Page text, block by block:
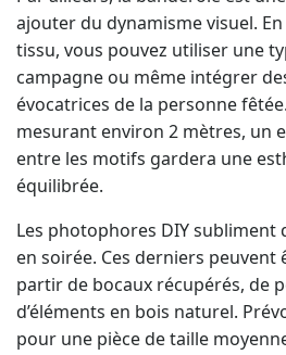
tissu, vous pouvez utiliser une
campagne ou même intégrer
évocatrices de la personne
mesurant environ 2 mètres, un
entre les motifs gardera une
équilibrée.
en soirée. Ces derniers
partir de bocaux récupérés, de
d’éléments en bois naturel.
pour une pièce de taille
de bougies LED pour la